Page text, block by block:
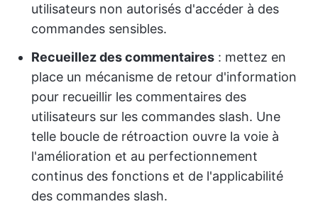
utilisateurs non autorisés d'accéder à des
commandes sensibles.
Recueillez des commentaires : mettez en
place un mécanisme de retour d'information
pour recueillir les commentaires des
utilisateurs sur les commandes slash. Une
telle boucle de rétroaction ouvre la voie à
l'amélioration et au perfectionnement
continus des fonctions et de l'applicabilité
des commandes slash.